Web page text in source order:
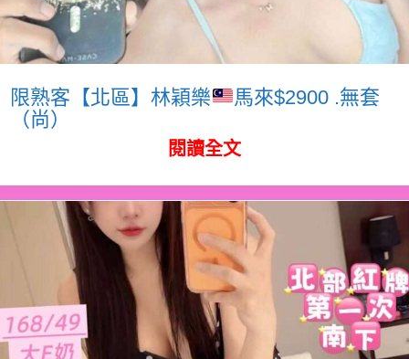
限熟客【北區】林穎樂
馬來$2900 .無套
（尚）
閱讀全文